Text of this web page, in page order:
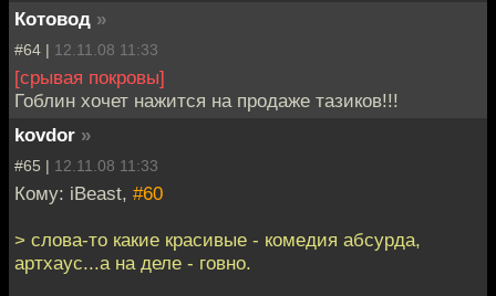
Котовод »
#64 | 12.11.08 11:33
[срывая покровы]
Гоблин хочет нажится на продаже тазиков!!!
kovdor »
#65 | 12.11.08 11:33
Кому: iBeast, #60
> слова-то какие красивые - комедия абсурда,
артхаус...а на деле - говно.